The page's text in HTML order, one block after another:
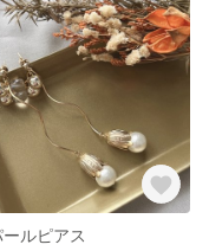
ルピアス